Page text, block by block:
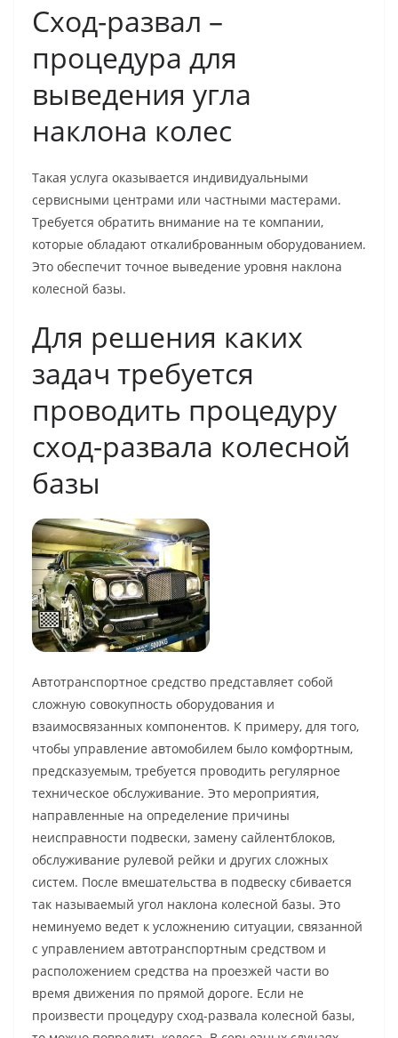
Сход-развал –
процедура для
выведения угла
наклона колес
Такая услуга оказывается индивидуальными
сервисными центрами или частными мастерами.
Требуется обратить внимание на те компании,
которые обладают откалиброванным оборудованием.
Это обеспечит точное выведение уровня наклона
колесной базы.
Для решения каких
задач требуется
проводить процедуру
сход-развала колесной
базы
Автотранспортное средство представляет собой
сложную совокупность оборудования и
взаимосвязанных компонентов. К примеру, для того,
чтобы управление автомобилем было комфортным,
предсказуемым, требуется проводить регулярное
техническое обслуживание. Это мероприятия,
направленные на определение причины
неисправности подвески, замену сайлентблоков,
обслуживание рулевой рейки и других сложных
систем. После вмешательства в подвеску сбивается
так называемый угол наклона колесной базы. Это
неминуемо ведет к усложнению ситуации, связанной
с управлением автотранспортным средством и
расположением средства на проезжей части во
время движения по прямой дороге. Если не
произвести процедуру сход-развала колесной базы,